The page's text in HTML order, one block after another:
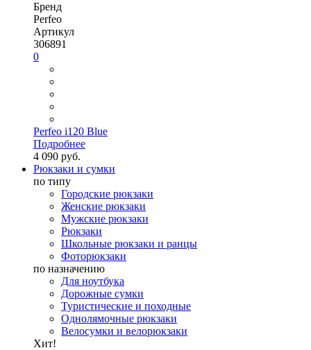
Бренд
Perfeo
Артикул
306891
0
Perfeo i120 Blue
Подробнее
4 090 руб.
Рюкзаки и сумки
по типу
Городские рюкзаки
Женские рюкзаки
Мужские рюкзаки
Рюкзаки
Школьные рюкзаки и ранцы
Фоторюкзаки
по назначению
Для ноутбука
Дорожные сумки
Туристические и походные
Однолямочные рюкзаки
Велосумки и велорюкзаки
Хит!